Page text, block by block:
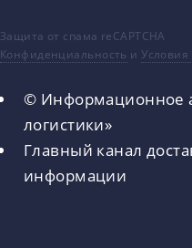
Защита от спама reCAPTCHA
Конфиденциальность иУсловия
© Информационное
логистики»
Главный канал
информации